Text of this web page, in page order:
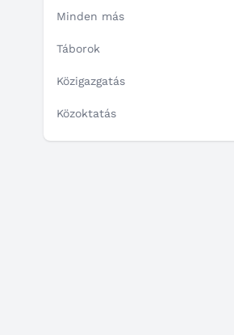
Minden más
Táborok
Közigazgatás
Közoktatás